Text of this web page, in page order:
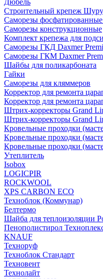
Дюбель
Строительный крепеж
Саморeзы
Саморезы конструкционные
Комплект крепежа для
Саморезы ГКД Daxmer
Саморезы ГКМ Daxmer
Шайбы для поликарбоната
Гайки
Саморезы для кляммеров
Корректор для ремонта
Корректор для ремонта
Штрих-корректоры Grand
Штрих-корректоры Grand
Кровельные проходки
Кровельные проходки
Кровельные проходки
Утеплитель
Isobox
LOGICPIR
ROCKWOOL
XPS CARBON ECO
Техноблок (Коммунар)
Белтермо
Шайба для теплоизоляции
Пенополистирол
KNАUF
Технoруф
Техноблок Стандарт
Техновент
Технолайт